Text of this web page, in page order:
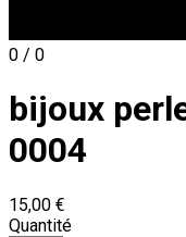
0 / 0
bijoux
0004
15,00 €
Quantité